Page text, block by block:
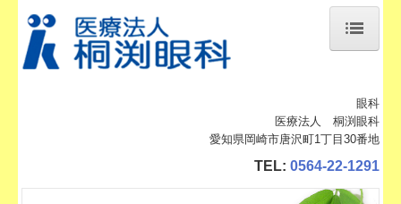
ホーム
眼科
医療法人 桐渕眼科
愛知県岡崎市唐沢町1丁目30番地
TEL: 0564-22-1291